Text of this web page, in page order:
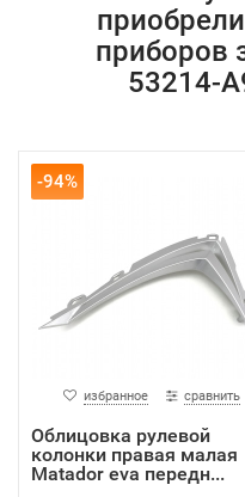
приборов
53214-
-94%
избранное сравнить
Облицовка рулевой
колонки правая малая
Matador eva передн...